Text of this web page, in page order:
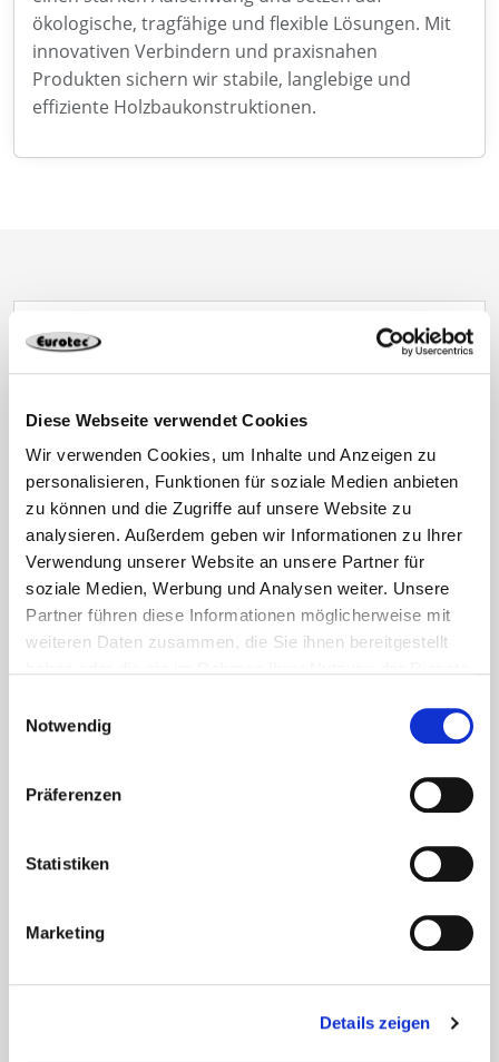
Diese Webseite verwendet Cookies
Wir verwenden Cookies, um Inhalte und Anzeigen zu
personalisieren, Funktionen für soziale Medien anbieten
zu können und die Zugriffe auf unsere Website zu
analysieren. Außerdem geben wir Informationen zu Ihrer
Verwendung unserer Website an unsere Partner für
soziale Medien, Werbung und Analysen weiter. Unsere
Partner führen diese Informationen möglicherweise mit
weiteren Daten zusammen, die Sie ihnen bereitgestellt
Notwendig
Präferenzen
Statistiken
Marketing
Details zeigen
ökologische, tragfähige und flexible Lösungen. Mit
innovativen Verbindern und praxisnahen
Produkten sichern wir stabile, langlebige und
effiziente Holzbaukonstruktionen.
rund um Eurotec verpassen
Über welche Themen möchten Sie informiert
werden?
(Mehrfachauswahl möglich)
Mit dem Abonnieren des Newsletters
Mails zu o. g. Themen einverstanden.